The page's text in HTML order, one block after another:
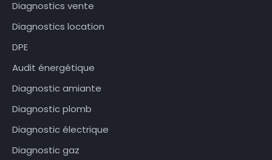
Diagnostics vente
Diagnostics location
DPE
Audit énergétique
Diagnostic amiante
Diagnostic plomb
Diagnostic électrique
Diagnostic gaz